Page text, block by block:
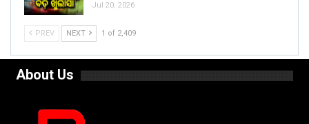
Jul 20, 2026
PREV NEXT 1 of 2,409
About Us